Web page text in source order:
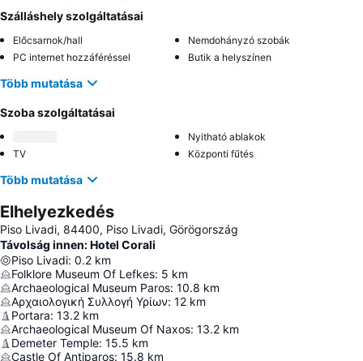
Szálláshely szolgáltatásai
Előcsarnok/hall
Nemdohányzó szobák
PC internet hozzáféréssel
Butik a helyszínen
Több mutatása
Szoba szolgáltatásai
Nyitható ablakok
TV
Központi fűtés
Több mutatása
Elhelyezkedés
Piso Livadi, 84400, Piso Livadi, Görögország
Távolság innen: Hotel Corali
Piso Livadi: 0.2 km
Folklore Museum Of Lefkes: 5 km
Archaeological Museum Paros: 10.8 km
Αρχαιολογική Συλλογή Υρίων: 12 km
Portara: 13.2 km
Archaeological Museum Of Naxos: 13.2 km
Demeter Temple: 15.5 km
Castle Of Antiparos: 15.8 km